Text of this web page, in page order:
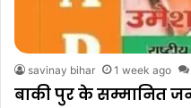
savinay bihar 1 week ago
बाकी पुर के सम्मानित